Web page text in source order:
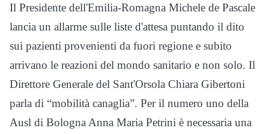
Il Presidente dell'Emilia-Romagna Michele de Pascale
lancia un allarme sulle liste d'attesa puntando il dito
sui pazienti provenienti da fuori regione e subito
arrivano le reazioni del mondo sanitario e non solo. Il
Direttore Generale del Sant'Orsola Chiara Gibertoni
parla di “mobilità canaglia”. Per il numero uno della
Ausl di Bologna Anna Maria Petrini è necessaria una